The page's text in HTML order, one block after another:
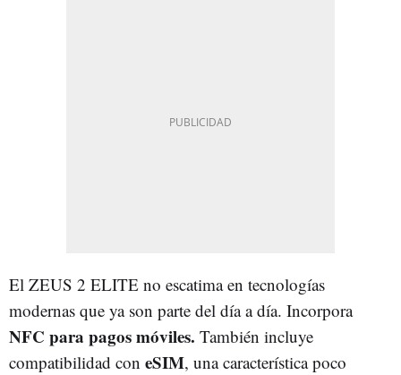
El ZEUS 2 ELITE no escatima en tecnologías
modernas que ya son parte del día a día. Incorpora
NFC para pagos móviles. También incluye
compatibilidad con eSIM, una característica poco